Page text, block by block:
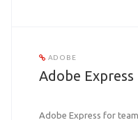
ADOBE
Adobe
Adobe Express for